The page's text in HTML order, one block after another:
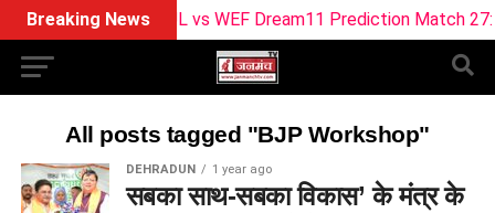
Breaking NewsSUL vs WEF Dream11 Prediction Match 27:
All posts tagged "BJP Workshop"
DEHRADUN 1 year ago
सबका साथ-सबका विकास’ के मंत्र के